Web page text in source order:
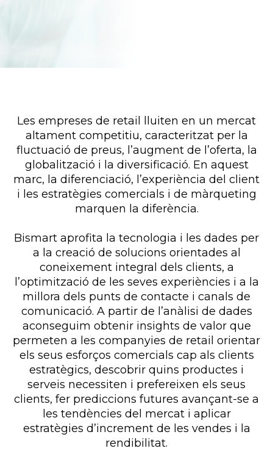
Les empreses de retail lluiten en un mercat
altament competitiu, caracteritzat per la
fluctuació de preus, l’augment de l’oferta, la
globalització i la diversificació. En aquest
marc, la diferenciació, l’experiència del client
i les estratègies comercials i de màrqueting
marquen la diferència.
Bismart aprofita la tecnologia i les dades per
a la creació de solucions orientades al
coneixement integral dels clients, a
l’optimització de les seves experiències i a la
millora dels punts de contacte i canals de
comunicació. A partir de l’anàlisi de dades
aconseguim obtenir insights de valor que
permeten a les companyies de retail orientar
els seus esforços comercials cap als clients
estratègics, descobrir quins productes i
serveis necessiten i prefereixen els seus
clients, fer prediccions futures avançant-se a
les tendències del mercat i aplicar
estratègies d’increment de les vendes i la
rendibilitat.